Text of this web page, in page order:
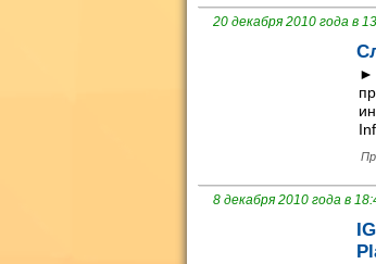
20 декабря 2010 года в
►
8 декабря 2010 года в